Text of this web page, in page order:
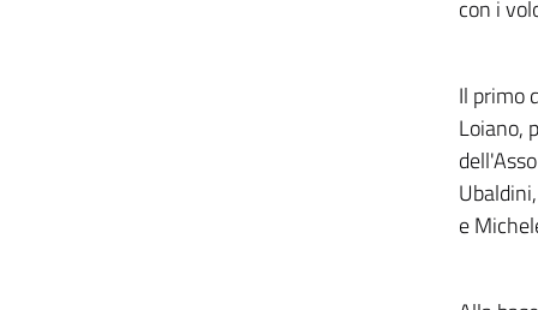
con i
Il primo
Loiano,
e